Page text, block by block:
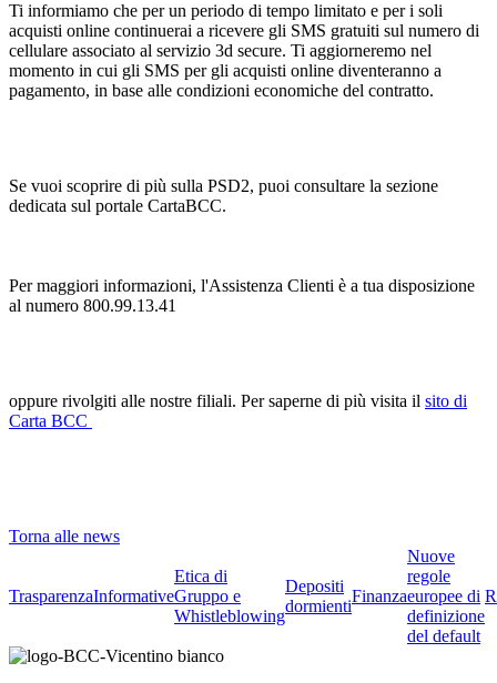
Ti informiamo che per un periodo di tempo limitato e per i soli
acquisti online continuerai a ricevere gli SMS gratuiti sul numero di
cellulare associato al servizio 3d secure. Ti aggiorneremo nel
momento in cui gli SMS per gli acquisti online diventeranno a
pagamento, in base alle condizioni economiche del contratto.
Se vuoi scoprire di più sulla PSD2, puoi consultare la sezione
dedicata sul portale CartaBCC.
Per maggiori informazioni, l'Assistenza Clienti è a tua disposizione
al numero 800.99.13.41
oppure rivolgiti alle nostre filiali. Per saperne di più visita il sito di
Carta BCC
Torna alle news
TrasparenzaInformative
Etica di
Gruppo e
Whistleblowing
Depositi
dormienti
Finanza
Nuove
regole
europee di
definizione
del default